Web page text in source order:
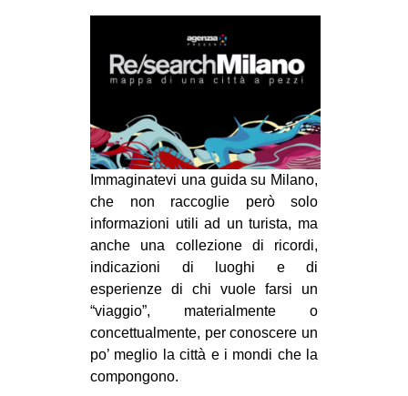
MOBILITAZIONI
SPAZI
MOVIMENTI
AMBIENTE
ANTIFASCISMO
DIRITTO ALL’ABITARE
GENERI
MIGRAZIONI
REPRESSIONE
STUDENTI
Immaginatevi una guida su Milano,
che non raccoglie però solo
informazioni utili ad un turista, ma
anche una collezione di ricordi,
indicazioni di luoghi e di
esperienze di chi vuole farsi un
“viaggio”, materialmente o
concettualmente, per conoscere un
po’ meglio la città e i mondi che la
compongono.